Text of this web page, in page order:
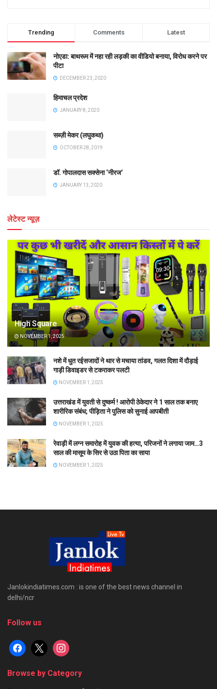
Trending Comments Latest
नोएडा: बाथरूम में नहा रही लड़की का वीडियो बनाया, विरोध करने पर
पीटा
DECEMBER 23, 2020
हिमाचल प्रदेश
JANUARY 8, 2020
सब्ज़ी मेकर (लघुकथा)
OCTOBER 28, 2019
डॉ. गोपालदास सक्सेना ‘नीरज’
JANUARY 13, 2020
लेटेस्ट न्यूज़
High Square
NOVEMBER 1, 2025
नशे में धुत रईसजादों ने थार से मचाया तांडव, गलत दिशा में दौड़ाई
गाड़ी डिवाइडर से टकराकर पलटी
NOVEMBER 1, 2025
उत्तराखंड में युवती से दुष्कर्म ! आरोपी ठेकेदार ने 1 साल तक बनाए
शारीरिक संबंध; पीड़िता ने पुलिस को सुनाई आपबीती
NOVEMBER 1, 2025
रेवाड़ी में लग्न समारोह में युवक की हत्या, परिजनों ने लगाया जाम…3
साल की मासूम के सिर से उठा पिता का साया
NOVEMBER 1, 2025
Janlokindiatimes.com : is one of the best news channel in
delhi/ncr
Follow us
facebook
x instagram
Browse by Category